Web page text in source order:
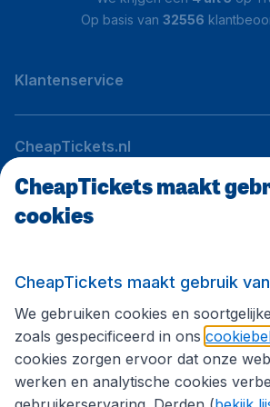
Op basis van 32556
Klantenservice
CheapTickets.nl
Internationale sites
Volg CheapTickets.nl
CheapTickets maakt
cookies
CheapTickets maakt gebruik
We gebruiken cookies en
zoals gespecificeerd in ons
cookies zorgen ervoor dat onze
werken en analytische cookies